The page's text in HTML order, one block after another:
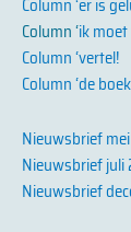
Column ‘er is
Column ‘ik
Column ‘vertel!
Column ‘de
Nieuwsbrief
Nieuwsbrief juli
Nieuwsbrief